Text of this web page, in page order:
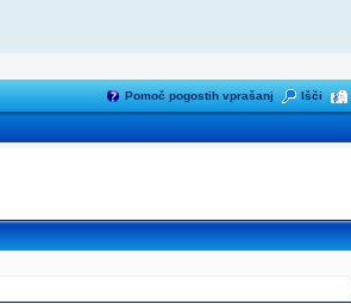
Pomoč pogostih vprašanj Išči